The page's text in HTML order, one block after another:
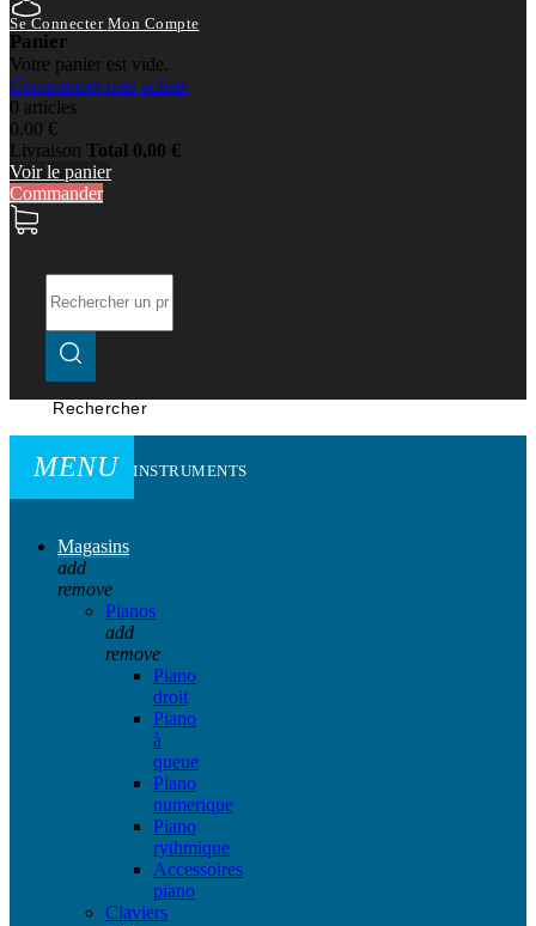
Se Connecter Mon Compte
Panier
Votre panier est vide.
Commencer mes achats
0 articles
0,00 €
Livraison Total 0,00 €
Voir le panier
Commander
Rechercher
MENU INSTRUMENTS
Magasins
add
remove
Pianos
add
remove
Piano
droit
Piano
à
queue
Piano
numerique
Piano
rythmique
Accessoires
piano
Claviers